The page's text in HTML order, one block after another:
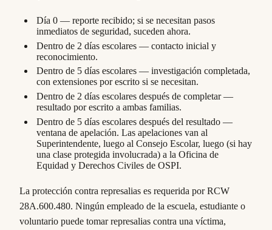
Día 0 — reporte recibido; si se necesitan pasos
inmediatos de seguridad, suceden ahora.
Dentro de 2 días escolares — contacto inicial y
reconocimiento.
Dentro de 5 días escolares — investigación completada,
con extensiones por escrito si se necesitan.
Dentro de 2 días escolares después de completar —
resultado por escrito a ambas familias.
Dentro de 5 días escolares después del resultado —
ventana de apelación. Las apelaciones van al
Superintendente, luego al Consejo Escolar, luego (si hay
una clase protegida involucrada) a la Oficina de
Equidad y Derechos Civiles de OSPI.
La protección contra represalias es requerida por RCW
28A.600.480. Ningún empleado de la escuela, estudiante o
voluntario puede tomar represalias contra una víctima,